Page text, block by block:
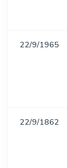
22/9/1965
22/9/1862